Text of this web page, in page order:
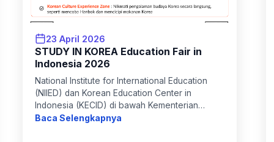
23 April 2026
STUDY IN KOREA Education Fair in
Indonesia 2026
National Institute for International Education
(NIIED) dan Korean Education Center in
Indonesia (KECID) di bawah Kementerian
Pendidikan Republik Korea, akan
Baca Selengkapnya